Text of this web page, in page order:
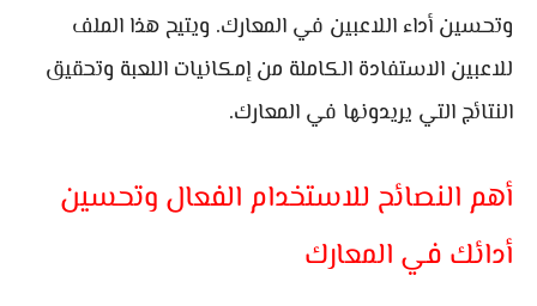
وتحسين أداء اللاعبين في المعارك. ويتيح هذا الملف
للاعبين الاستفادة الكاملة من إمكانيات اللعبة وتحقيق
النتائج التي يريدونها في المعارك.
أهم النصائح للاستخدام الفعال وتحسين
أدائك في المعارك